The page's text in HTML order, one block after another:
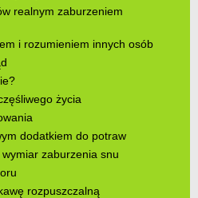
realnym zaburzeniem
i rozumieniem innych osób
życia
dodatkiem do potraw
zaburzenia snu
rozpuszczalną